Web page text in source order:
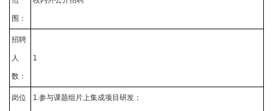
围：
招聘
人
数：
1
岗位 1.参与课题组片上集成项目研发；